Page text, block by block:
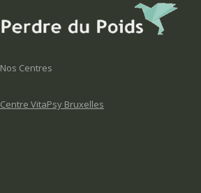
Nos Centres
Centre VitaPsy Bruxelles